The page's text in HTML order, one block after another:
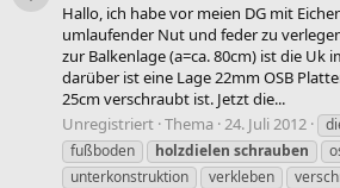
Hallo, ich habe vor meien DG mit
umlaufender Nut und feder zu
zur Balkenlage (a=ca. 80cm) ist die Uk
darüber ist eine Lage 22mm OSB
25cm verschraubt ist. Jetzt die...
Unregistriert Thema 24. Juli 2012
fußboden
holzdielen schrauben
unterkonstruktion
verkleben